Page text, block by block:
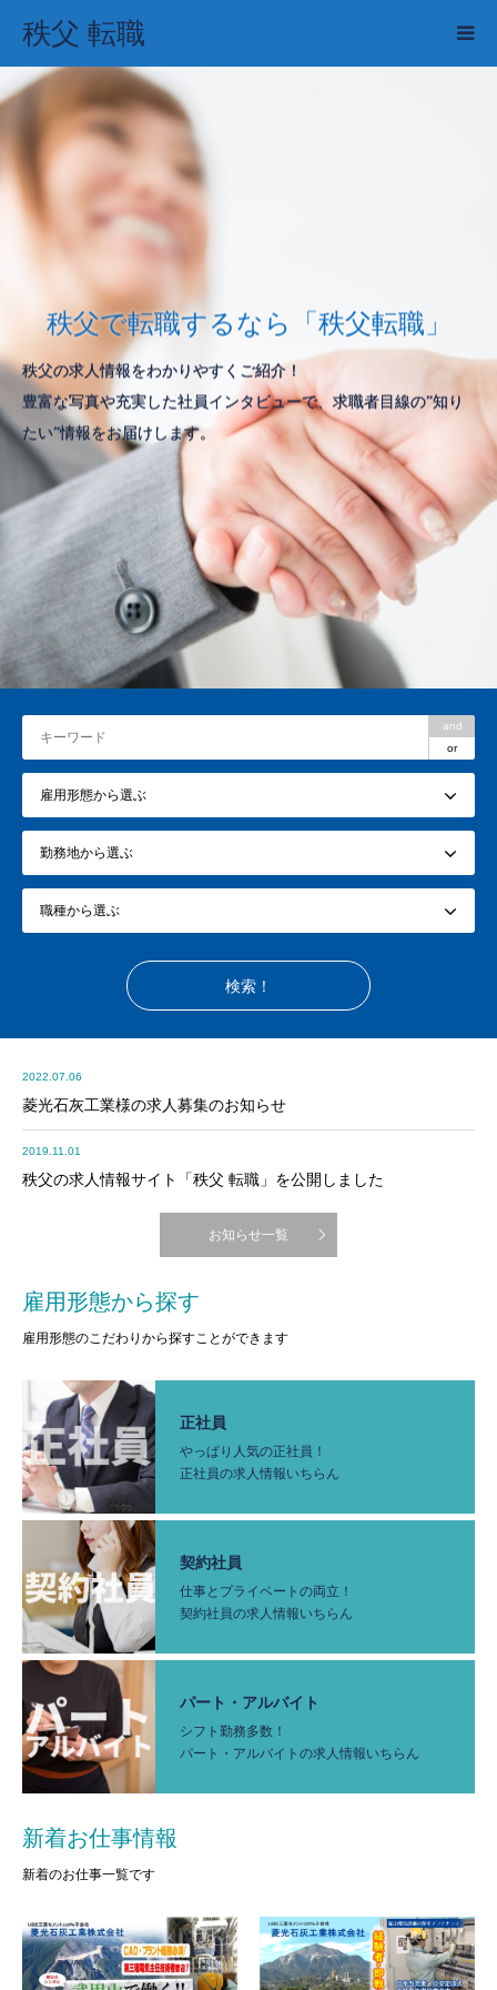
秩父 転職
秩父で転職するなら「秩父転職」
秩父の求人情報をわかりやすくご紹介！
豊富な写真や充実した社員インタビューで、求職者目線の”知り
たい”情報をお届けします。
and
or
2022.07.06
菱光石灰工業様の求人募集のお知らせ
2019.11.01
秩父の求人情報サイト「秩父 転職」を公開しました
お知らせ一覧
雇用形態から探す
雇用形態のこだわりから探すことができます
正社員
やっぱり人気の正社員！
正社員の求人情報いちらん
契約社員
仕事とプライベートの両立！
契約社員の求人情報いちらん
パート・アルバイト
シフト勤務多数！
パート・アルバイトの求人情報いちらん
新着お仕事情報
新着のお仕事一覧です